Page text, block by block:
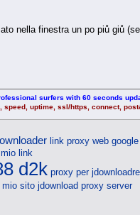
nella finestra un po piů giů
surfers with 60 seconds
speed, uptime, ssl/https, connect,
link proxy web
link
d2k proxy per jdownloadre
mio sito jdownload proxy server